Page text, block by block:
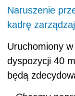
Naruszenie
kadrę
Uruchomiony
dyspozycji 40
będą